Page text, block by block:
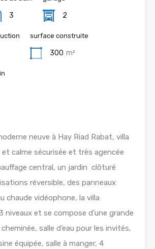
3 2
surface construite
300 m²
neuve à Hay Riad Rabat, villa
et calme sécurisée et très agencée
central, un jardin clôturé
réversible, des panneaux
chaude vidéophone, la villa
niveaux et se compose d’une grande
salle d’eau pour les invités,
équipée, salle à manger, 4